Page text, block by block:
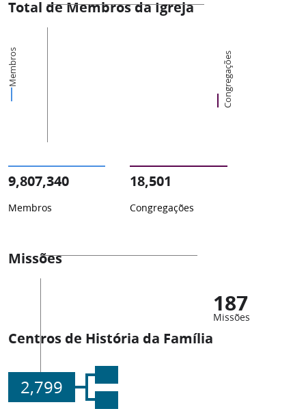
Total de Membros da Igreja
Membros Congregações
9,807,340
Membros
18,501
Congregações
Missões
187
Missões
Centros de História da Família
2,799